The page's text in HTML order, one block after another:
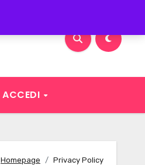
ACCEDI
Homepage Privacy Policy